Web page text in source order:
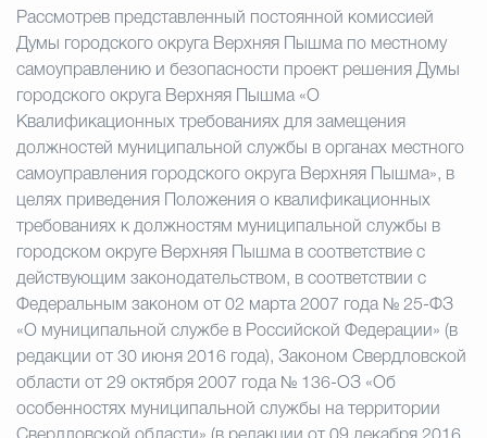
Гостям Городского
Общественная
Градостроительство и
Государственные организации
Открытые
Рассмотрев представленный постоянной комиссией
Думы городского округа Верхняя Пышма по местному
самоуправлению и безопасности проект решения Думы
городского округа Верхняя Пышма «О
Квалификационных требованиях для замещения
должностей муниципальной службы в органах местного
самоуправления городского округа Верхняя Пышма», в
целях приведения Положения о квалификационных
требованиях к должностям муниципальной службы в
городском округе Верхняя Пышма в соответствие с
действующим законодательством, в соответствии с
Федеральным законом от 02 марта 2007 года № 25-ФЗ
«О муниципальной службе в Российской Федерации» (в
редакции от 30 июня 2016 года), Законом Свердловской
области от 29 октября 2007 года № 136-ОЗ «Об
особенностях муниципальной службы на территории